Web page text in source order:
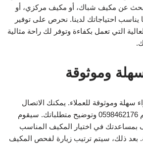
عن مكيف شباك، أو مكيف مركزي، أو
احتياجاتك لدينا. نحرص على توفير
التي تعمل بكفاءة وتوفر لك راحة مثالية
وموثوقة
سهلة وموثوقة للعملاء. يمكنك الاتصال
بفريق الزمرد على الرقم 0598462176 وتوضيح متطلباتك. سيقوم
بمساعدتك في اختيار المكيف المناسب
بعد ذلك، سيتم ترتيب زيارة لفحص المكيف